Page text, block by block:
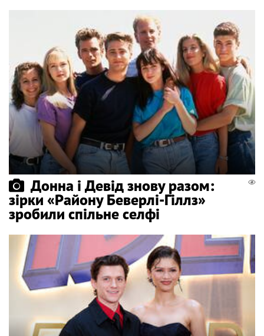
Донна і Девід знову разом:
зірки «Району Беверлі-Гіллз»
зробили спільне селфі